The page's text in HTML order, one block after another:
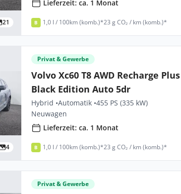
21
Lieferzeit: ca. 1 Monat
B 1,0 l / 100km (komb.)*23 g CO₂ / km (komb.)*
4
Privat & Gewerbe
Volvo Xc60 T8 AWD Recharge Plus
Black Edition Auto 5dr
Hybrid •Automatik •455 PS (335 kW)
Neuwagen
Lieferzeit: ca. 1 Monat
B 1,0 l / 100km (komb.)*23 g CO₂ / km (komb.)*
Privat & Gewerbe